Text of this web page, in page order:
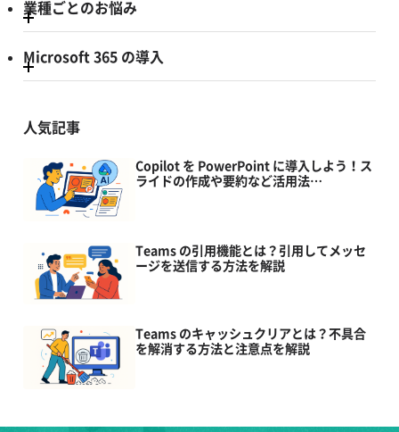
業種ごとのお悩み
Microsoft 365 の導入
人気記事
Copilot を PowerPoint に導入しよう！ス
ライドの作成や要約など活用法…
Teams の引用機能とは？引用してメッセ
ージを送信する方法を解説
Teams のキャッシュクリアとは？不具合
を解消する方法と注意点を解説